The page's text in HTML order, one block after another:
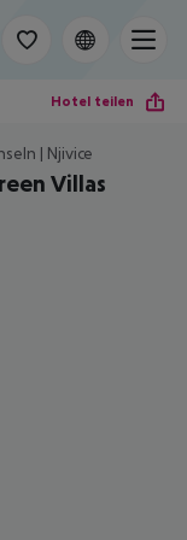
Hotel teilen
| Njivice
Villas